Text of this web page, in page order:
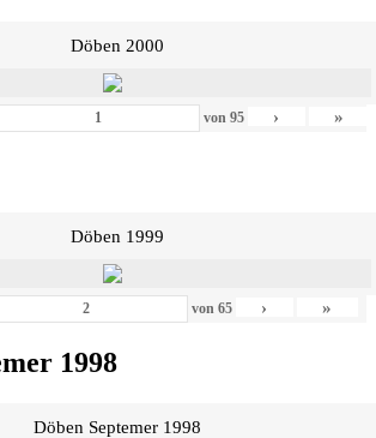
Döben 2000
von 95 › »
Döben 1999
von 65 › »
1998
Döben Septemer 1998